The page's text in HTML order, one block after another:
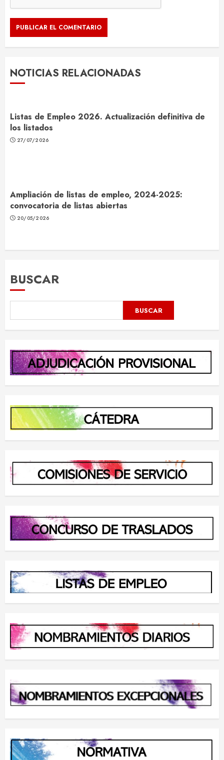
NOTICIAS RELACIONADAS
Listas de Empleo 2026. Actualización definitiva de
los listados
27/07/2026
Ampliación de listas de empleo, 2024-2025:
convocatoria de listas abiertas
20/05/2026
BUSCAR
BUSCAR